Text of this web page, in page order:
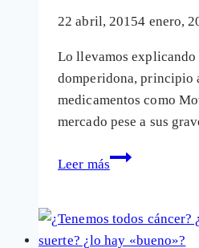
que
enfermedad
22 abril, 20154 enero,
Lo llevamos explicando
domperidona, principio
medicamentos como
mercado pese a sus
Leer más
Motilium,
que
mata